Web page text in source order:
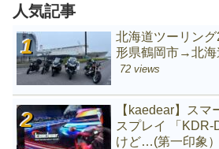
人気記事
北海道ツーリン
形県鶴岡市→北海
72 views
【kaedear】スマ
スプレイ 「KDR-
けど…(第一印象）